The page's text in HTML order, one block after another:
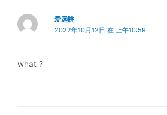
爱远眺
2022年10月12日 在 上午10:59
what ?